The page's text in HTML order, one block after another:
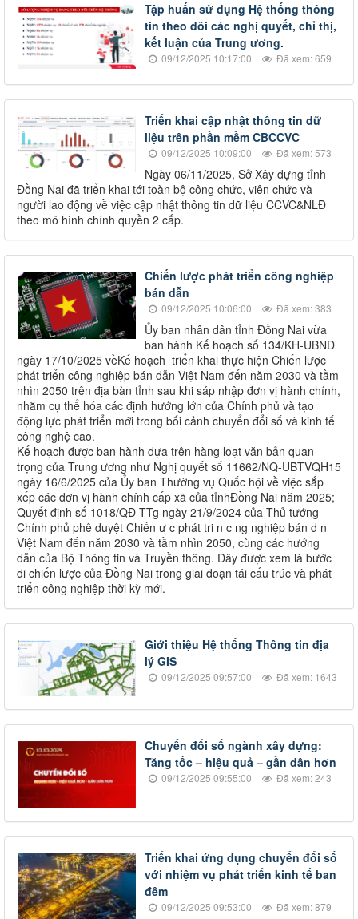
Tập huấn sử dụng Hệ thống thông
tin theo dõi các nghị quyết, chỉ thị,
kết luận của Trung ương.
09/12/2025 10:17:00 Đã xem: 659
Triển khai cập nhật thông tin dữ
liệu trên phần mềm CBCCVC
09/12/2025 10:09:00 Đã xem: 573
Ngày 06/11/2025, Sở Xây dựng tỉnh
Đồng Nai đã triển khai tới toàn bộ công chức, viên chức và
người lao động về việc cập nhật thông tin dữ liệu CCVC&NLĐ
theo mô hình chính quyền 2 cấp.
Chiến lược phát triển công nghiệp
bán dẫn
09/12/2025 10:06:00 Đã xem: 383
Ủy ban nhân dân tỉnh Đồng Nai vừa
ban hành Kế hoạch số 134/KH-UBND
ngày 17/10/2025 vềKế hoạch triển khai thực hiện Chiến lược
phát triển công nghiệp bán dẫn Việt Nam đến năm 2030 và tầm
nhìn 2050 trên địa bàn tỉnh sau khi sáp nhập đơn vị hành chính,
nhằm cụ thể hóa các định hướng lớn của Chính phủ và tạo
động lực phát triển mới trong bối cảnh chuyển đổi số và kinh tế
công nghệ cao.
Kế hoạch được ban hành dựa trên hàng loạt văn bản quan
trọng của Trung ương như Nghị quyết số 11662/NQ-UBTVQH15
ngày 16/6/2025 của Ủy ban Thường vụ Quốc hội về việc sắp
xếp các đơn vị hành chính cấp xã của tỉnhĐồng Nai năm 2025;
Quyết định số 1018/QĐ-TTg ngày 21/9/2024 của Thủ tướng
Chính phủ phê duyệt Chiến ư c phát tri n c ng nghiệp bán d n
Việt Nam đến năm 2030 và tầm nhìn 2050, cùng các hướng
dẫn của Bộ Thông tin và Truyền thông. Đây được xem là bước
đi chiến lược của Đồng Nai trong giai đoạn tái cấu trúc và phát
triển công nghiệp thời kỳ mới.
Giới thiệu Hệ thống Thông tin địa
lý GIS
09/12/2025 09:57:00 Đã xem: 1643
Chuyển đổi số ngành xây dựng:
Tăng tốc – hiệu quả – gần dân hơn
09/12/2025 09:55:00 Đã xem: 243
Triển khai ứng dụng chuyển đổi số
với nhiệm vụ phát triển kinh tế ban
đêm
09/12/2025 09:53:00 Đã xem: 879